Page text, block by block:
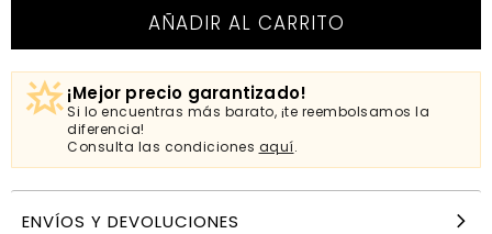
AÑADIR AL CARRITO
¡Mejor precio garantizado!
Si lo encuentras más barato, ¡te reembolsamos la
diferencia!
Consulta las condiciones aquí.
ENVÍOS Y DEVOLUCIONES